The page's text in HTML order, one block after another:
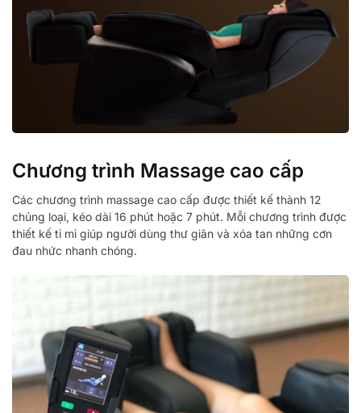
Chương trình Massage cao cấp
Các chương trình massage cao cấp được thiết kế thành 12
chủng loại, kéo dài 16 phút hoặc 7 phút. Mỗi chương trình được
thiết kế tỉ mỉ giúp người dùng thư giãn và xóa tan những cơn
đau nhức nhanh chóng.